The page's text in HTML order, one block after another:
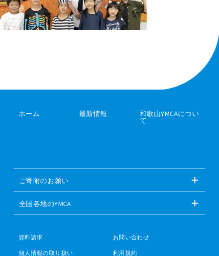
ホーム 最新情報 和歌山YMCAについ
て
ご寄附のお願い
全国各地のYMCA
資料請求 お問い合わせ
個人情報の取り扱い 利用規約